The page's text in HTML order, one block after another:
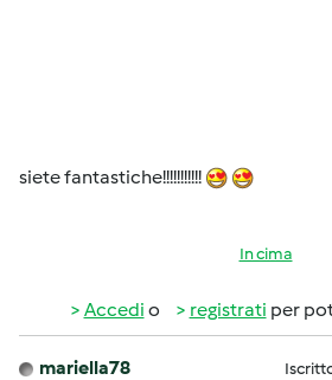
siete fantastiche!!!!!!!!!!!
In cima
Accedi o registrati per
mariella78